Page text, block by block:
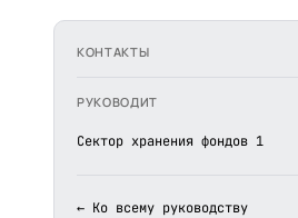
КОНТАКТЫ
РУКОВОДИТ
Сектор хранения фондов 1
← Ко всему руководству